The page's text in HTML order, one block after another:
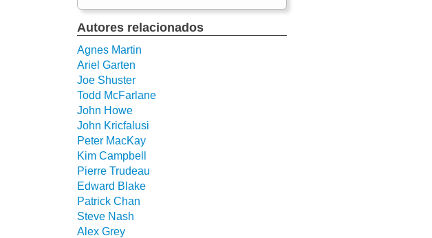
Autores relacionados
Agnes Martin
Ariel Garten
Joe Shuster
Todd McFarlane
John Howe
John Kricfalusi
Peter MacKay
Kim Campbell
Pierre Trudeau
Edward Blake
Patrick Chan
Steve Nash
Alex Grey